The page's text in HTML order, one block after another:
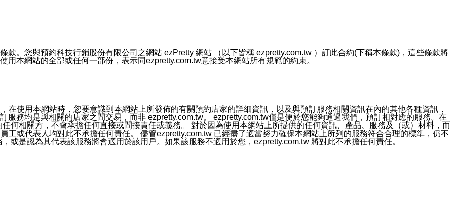
公司/本服務好友，您仍可接收到通知型訊息。
以廣告或其他目的的訊息皆不會被傳送。滿足以下三個條件者，將可收到通知型訊息。
帳號或認證官方帳號的通知型訊息。
。您與預約科技行銷股份有限公司之網站 ezPretty 網站 （以下皆稱 ezpretty.com.tw ）訂此合約(下稱本條款)，這些條款將
本網站的全部或任何一部份，表示同ezpretty.com.tw意接受本網站所有規範的約束。
在使用本網站時，您要意識到本網站上所發佈的有關預約店家的詳細資訊，以及與預訂服務相關資訊在內的其他各種資訊，
務均是與相關的店家之間交易，而非 ezpretty.com.tw。 ezpretty.com.tw僅是便於您能夠通過我們，預訂相對應的服務。在
何相關方，不會承擔任何直接或間接責任或義務。 對於因為使用本網站上所提供的任何資訊、產品、服務及（或）材料，而
工或代表人均對此不承擔任何責任。 儘管ezpretty.com.tw 已經盡了適當努力確保本網站上所列的服務符合合理的標準，仍不
或是認為其代表該服務將會適用於該用戶。如果該服務不適用於您，ezpretty.com.tw 將對此不承擔任何責任。